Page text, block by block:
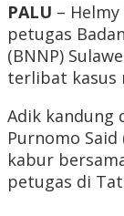
PALU –
petugas
(BNNP)
terlibat kasus
Adik kandung
Purnomo
kabur
petugas di